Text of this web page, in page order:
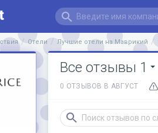
Отели Лучшие отели на Маврикий
Все отзывы 1
0 ОТЗЫВОВ В АВГУСТ